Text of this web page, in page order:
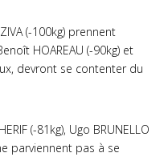
(-100kg) prennent
HOAREAU (-90kg) et
devront se contenter du
(-81kg), Ugo BRUNELLO
parviennent pas à se